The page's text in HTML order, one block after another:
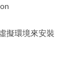
擬環境來安裝